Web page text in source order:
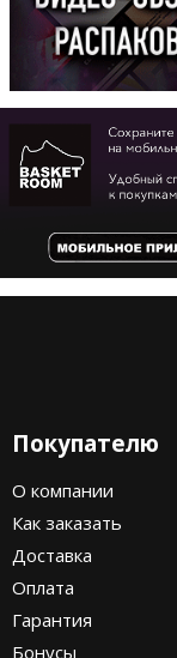
Покупателю
О компании
Как заказать
Доставка
Оплата
Гарантия
Бонусы